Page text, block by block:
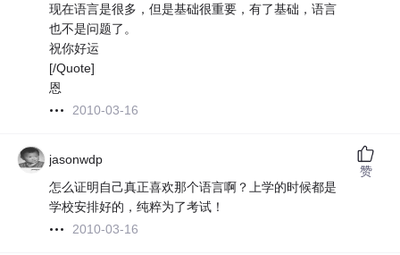
现在语言是很多，但是基础很重要，有了基础，语言
也不是问题了。
祝你好运
[/Quote]
恩
2010-03-16
jasonwdp
怎么证明自己真正喜欢那个语言啊？上学的时候都是
学校安排好的，纯粹为了考试！
2010-03-16
赞